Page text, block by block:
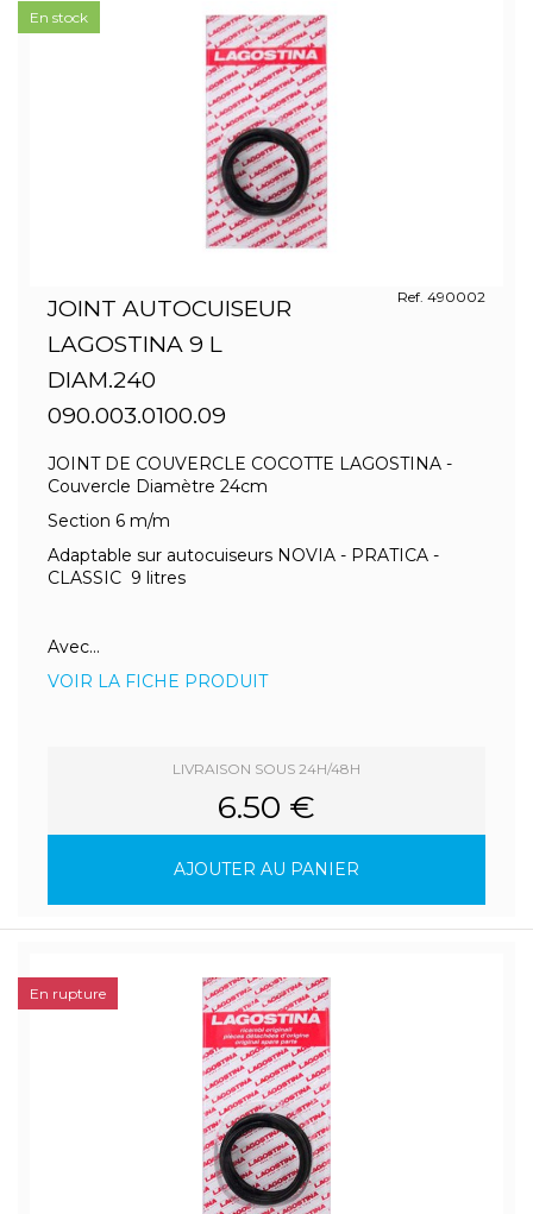
JOINT AUTOCUISEUR
LAGOSTINA 9 L
DIAM.240
090.003.0100.09
Ref. 490002
JOINT DE COUVERCLE COCOTTE LAGOSTINA -
Couvercle Diamètre 24cm
Section 6 m/m
Adaptable sur autocuiseurs NOVIA - PRATICA -
CLASSIC 9 litres
Avec...
VOIR LA FICHE PRODUIT
LIVRAISON SOUS 24H/48H
6.50 €
AJOUTER AU PANIER
En stock
En rupture